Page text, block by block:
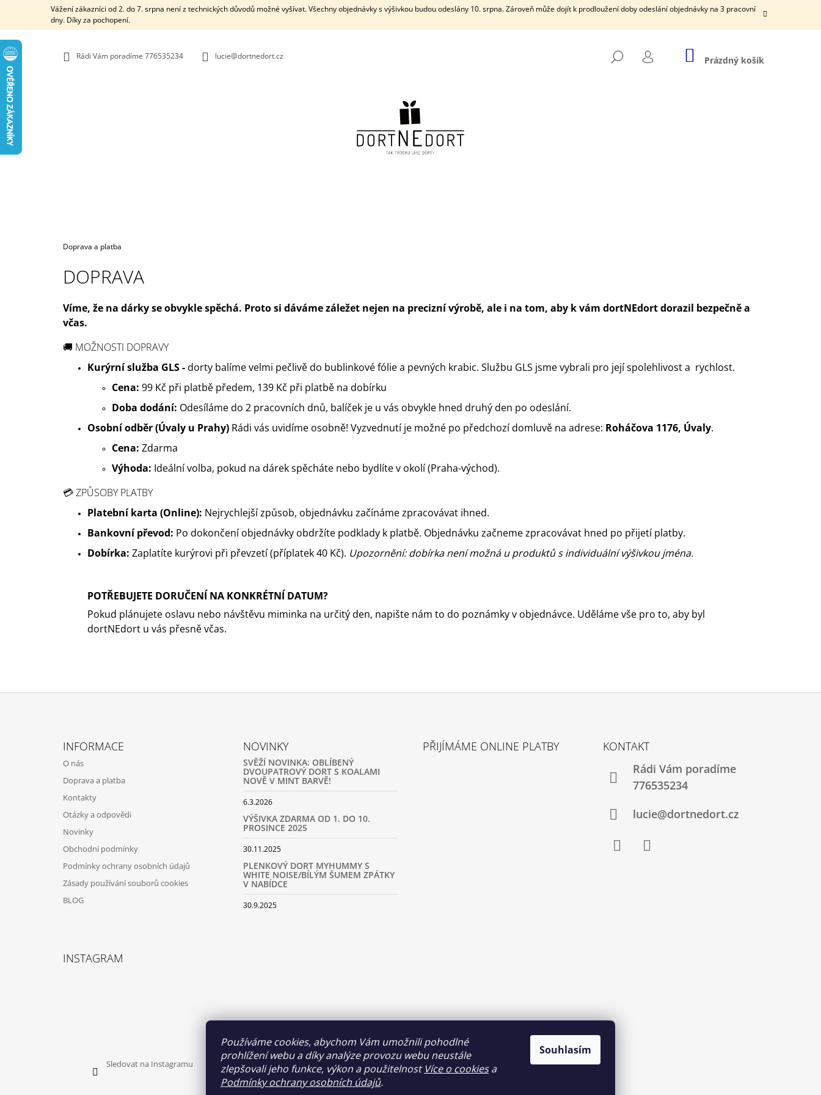
Používáme cookies, abychom Vám umožnili pohodlné
prohlížení webu a díky analýze provozu webu neustále
zlepšovali jeho funkce, výkon a použitelnost Více o cookiesa
Podmínky ochrany osobních údajů.
Souhlasím
Vážení zákazníci od 2. do 7. srpna není z technických důvodů možné vyšívat. Všechny objednávky s výšivkou budou odeslány 10. srpna. Zároveň může dojít k prodloužení doby odeslání objednávky na 3 pracovní
dny. Díky za pochopení.
Rádi Vám poradíme 776535234 lucie@dortnedort.cz HLEDAT
PŘIHLÁŠENÍ
NÁKUPNÍ
KOŠÍK
Prázdný košík
Domů
Doprava a platba
DOPRAVA
Víme, že na dárky se obvykle spěchá. Proto si dáváme záležet nejen na precizní výrobě, ale i na tom, aby k vám dortNEdort dorazil bezpečně a
včas.
🚚 MOŽNOSTI DOPRAVY
Kurýrní služba GLS -dorty balíme velmi pečlivě do bublinkové fólie a pevných krabic. Službu GLS jsme vybrali pro její spolehlivost a rychlost.
Cena: 99 Kč při platbě předem, 139 Kč při platbě na dobírku
Doba dodání: Odesíláme do 2 pracovních dnů, balíček je u vás obvykle hned druhý den po odeslání.
Osobní odběr (Úvaly u Prahy) Rádi vás uvidíme osobně! Vyzvednutí je možné po předchozí domluvě na adrese: Roháčova 1176, Úvaly.
Cena: Zdarma
Výhoda: Ideální volba, pokud na dárek spěcháte nebo bydlíte v okolí (Praha-východ).
💳 ZPŮSOBY PLATBY
Platební karta (Online): Nejrychlejší způsob, objednávku začínáme zpracovávat ihned.
Bankovní převod: Po dokončení objednávky obdržíte podklady k platbě. Objednávku začneme zpracovávat hned po přijetí platby.
Dobírka: Zaplatíte kurýrovi při převzetí (příplatek 40 Kč). Upozornění: dobírka není možná u produktů s individuální výšivkou jména.
POTŘEBUJETE DORUČENÍ NA KONKRÉTNÍ DATUM?
Pokud plánujete oslavu nebo návštěvu miminka na určitý den, napište nám to do poznámky v objednávce. Uděláme vše pro to, aby byl
dortNEdort u vás přesně včas.
Š
K
ZPĚT
DO
ZPĚT
DO
HLEDAT
USÍNÁČKEM
INFORMACE
O nás
Doprava a platba
Kontakty
Otázky a odpovědi
Novinky
Obchodní podmínky
Podmínky ochrany osobních údajů
Zásady používání souborů cookies
BLOG
NOVINKY
SVĚŽÍ NOVINKA: OBLÍBENÝ
DVOUPATROVÝ DORT S KOALAMI
NOVĚ V MINT BARVĚ!
6.3.2026
VÝŠIVKA ZDARMA OD 1. DO 10.
PROSINCE 2025
30.11.2025
PLENKOVÝ DORT MYHUMMY S
WHITE NOISE/BÍLÝM ŠUMEM ZPÁTKY
V NABÍDCE
30.9.2025
PŘIJÍMÁME ONLINE PLATBY
KONTAKT
Rádi Vám poradíme
776535234
lucie@dortnedort.cz
INSTAGRAM
Sledovat na Instagramu